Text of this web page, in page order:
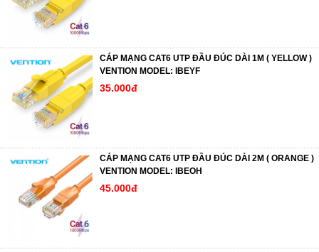
CÁP MẠNG CAT6 UTP ĐẦU ĐÚC DÀI 1M ( YELLOW )
VENTION MODEL: IBEYF
35.000đ
CÁP MẠNG CAT6 UTP ĐẦU ĐÚC DÀI 2M ( ORANGE )
VENTION MODEL: IBEOH
45.000đ